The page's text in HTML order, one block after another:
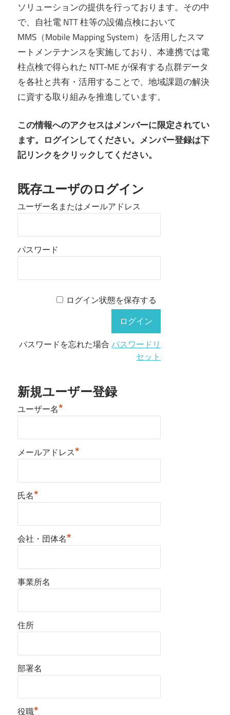
ソリューションの提供を行っております。その中
で、自社電 NTT 柱等の設備点検において
MMS（Mobile Mapping System）を活用したスマ
ートメンテナンスを実施しており、本連携では電
柱点検で得られた NTT-ME が保有する点群データ
を各社と共有・活用することで、地域課題の解決
に資する取り組みを推進しています。
この情報へのアクセスはメンバーに限定されてい
ます。ログインしてください。メンバー登録は下
記リンクをクリックしてください。
既存ユーザのログイン
ユーザー名またはメールアドレス
パスワード
ログイン状態を保存する
パスワードを忘れた場合パスワードリ
セット
新規ユーザー登録
ユーザー名*
メールアドレス*
氏名*
会社・団体名*
事業所名
住所
部署名
役職*